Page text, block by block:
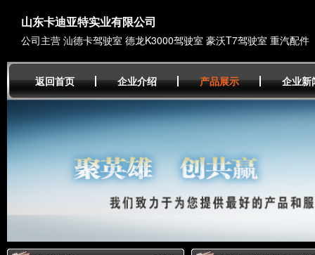
山东卡迪亚特实业有限公司
公司主营 汕德卡驾驶室 德龙K3000驾驶室 豪沃T7驾驶室 重汽配件
返回首页 企业介绍 产品展示 企业新